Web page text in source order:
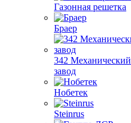
Газонная решетка
Браер
342 Механический
завод
Нобетек
Steinrus